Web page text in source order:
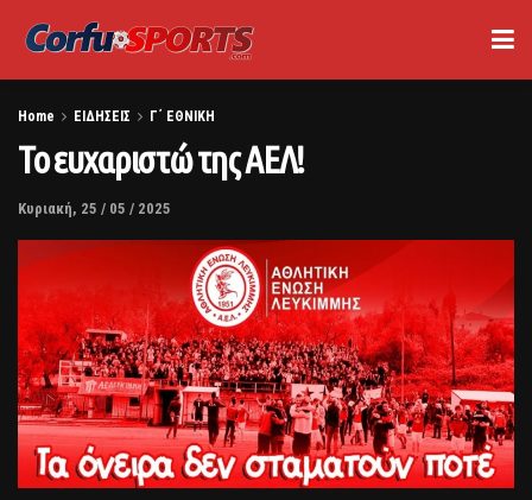
Home ΕΙΔΗΣΕΙΣ Γ΄ ΕΘΝΙΚΗ
Το ευχαριστώ της ΑΕΛ!
Κυριακή, 25 / 05 / 2025